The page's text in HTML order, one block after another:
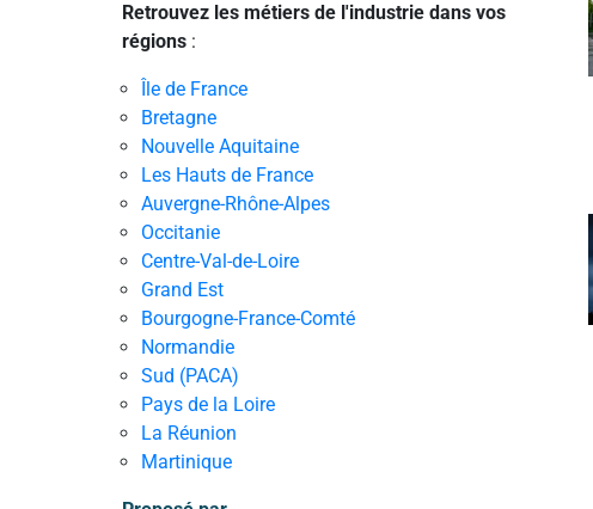
Retrouvez les métiers de l'industrie dans vos
régions :
Île de France
Bretagne
Nouvelle Aquitaine
Les Hauts de France
Auvergne-Rhône-Alpes
Occitanie
Centre-Val-de-Loire
Grand Est
Bourgogne-France-Comté
Normandie
Sud (PACA)
Pays de la Loire
La Réunion
Martinique